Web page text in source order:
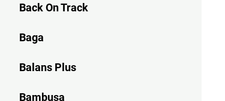
Back On Track
Baga
Balans Plus
Bambusa